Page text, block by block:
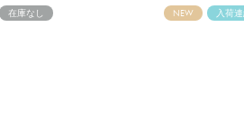
在庫なし NEW 入荷